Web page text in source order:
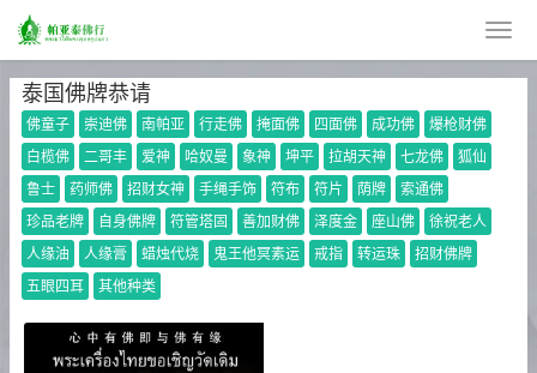
泰国佛牌恭请
佛童子 崇迪佛 南帕亚 行走佛 掩面佛 四面佛 成功佛
爆枪财佛
白榄佛
二哥丰 爱神 哈奴曼 象神 坤平 拉胡天神 七龙佛
狐仙
鲁士
药师佛 招财女神 手绳手饰 符布 符片 荫牌
索通佛
珍品老牌
自身佛牌 符管塔固 善加财佛 泽度金 座山佛
徐祝老人
人缘油
人缘膏 蜡烛代烧 鬼王他冥素运 戒指 转运珠
招财佛牌
五眼四耳
其他种类